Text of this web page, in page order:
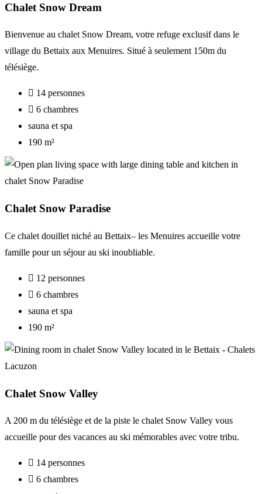
Chalet Snow Dream
Bienvenue au chalet Snow Dream, votre refuge exclusif dans le
village du Bettaix aux Menuires. Situé à seulement 150m du
télésiège.
14 personnes
6 chambres
sauna et spa
190 m²
Chalet Snow Paradise
Ce chalet douillet niché au Bettaix– les Menuires accueille votre
famille pour un séjourau ski inoubliable.
12 personnes
6 chambres
sauna et spa
190 m²
Chalet Snow Valley
A 200 m du télésiège et de la piste le chalet Snow Valley vous
accueille pour des vacances au ski mémorables avec votre tribu.
14 personnes
6 chambres